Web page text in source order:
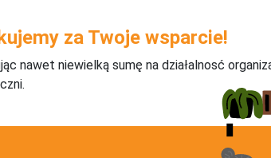
za Twoje wsparcie!
nawet niewielką sumę na działalnosć